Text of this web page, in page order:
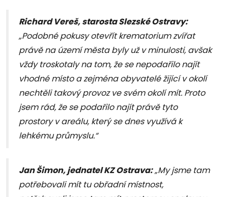
Richard Vereš, starosta Slezské Ostravy:
„Podobné pokusy otevřít krematorium zvířat
právě na území města byly už v minulosti, avšak
vždy troskotaly na tom, že se nepodařilo najít
vhodné místo a zejména obyvatelé žijící v okolí
nechtěli takový provoz ve svém okolí mít. Proto
jsem rád, že se podařilo najít právě tyto
prostory v areálu, který se dnes využívá k
lehkému průmyslu.“
Jan Šimon, jednatel KZ Ostrava:„My jsme tam
potřebovali mít tu obřadní místnost,